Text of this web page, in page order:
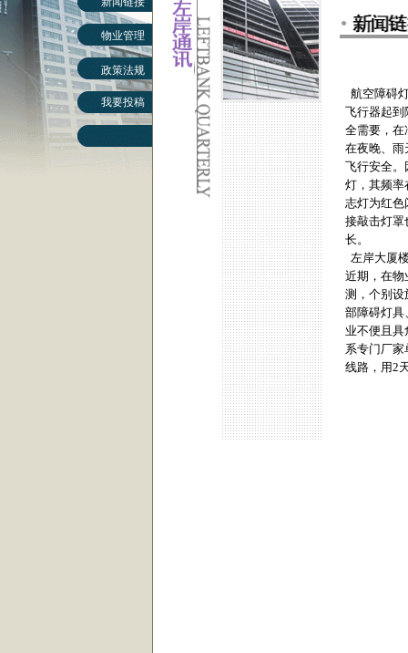
物业管理
政策法规
我要投稿
航空障碍
飞行器起到
全需要，在
在夜晚、雨
飞行安全。
灯，其频
志灯为红色
接敲击灯罩
长。
左岸大厦
近期，在物
测，个别设
部障碍灯具
业不便且具
系专门厂
线路，用2